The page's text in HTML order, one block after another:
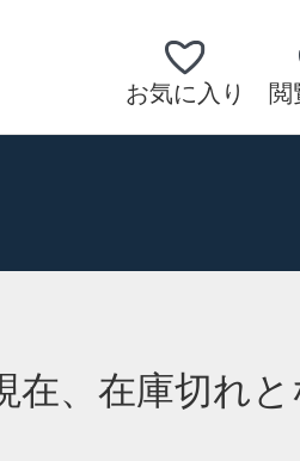
お気に入り 閲
在、在庫切れ